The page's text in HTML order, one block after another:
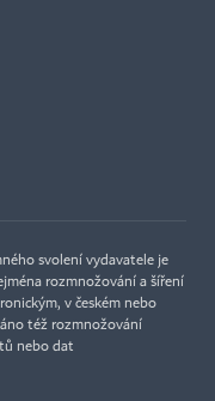
svolení vydavatele je
rozmnožování a šíření
v českém nebo
též rozmnožování
nebo dat